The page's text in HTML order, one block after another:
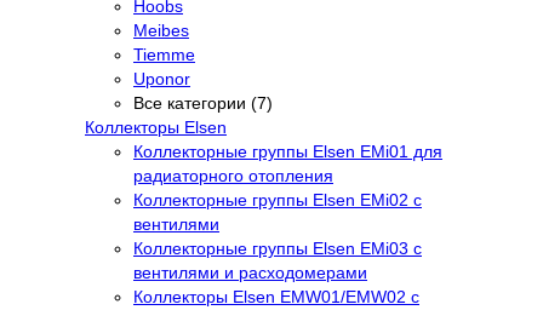
Hoobs
Meibes
Tiemme
Uponor
Все категории (7)
Коллекторы Elsen
Коллекторные группы Elsen EMi01 для
радиаторного отопления
Коллекторные группы Elsen EMi02 с
вентилями
Коллекторные группы Elsen EMi03 с
вентилями и расходомерами
Коллекторы Elsen EMW01/EMW02 с